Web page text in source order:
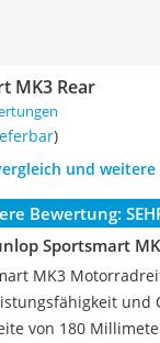
MK3 Rear
)
und weitere
Bewertung:
Sportsmart
MK3
und
von 180